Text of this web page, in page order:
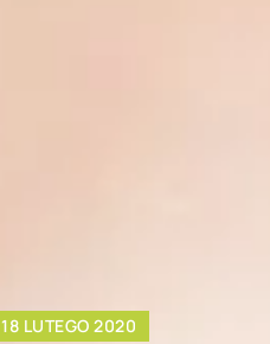
18 LUTEGO 2020